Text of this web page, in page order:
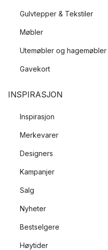
Gulvtepper & Tekstiler
Møbler
Utemøbler og hagemøbler
Gavekort
INSPIRASJON
Inspirasjon
Merkevarer
Designers
Kampanjer
Salg
Nyheter
Bestselgere
Høytider